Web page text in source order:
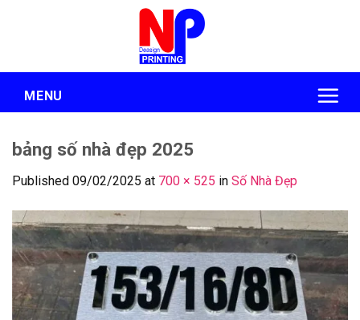
MENU
bảng số nhà đẹp 2025
Published 09/02/2025 at 700 × 525 in Số Nhà Đẹp